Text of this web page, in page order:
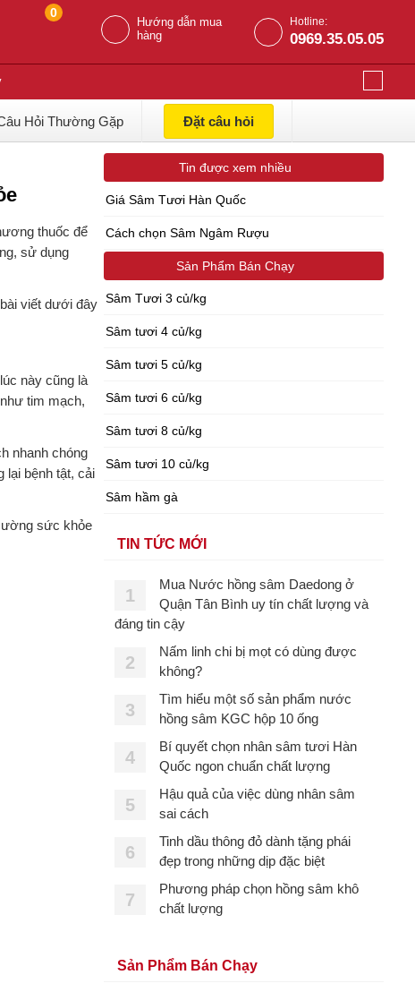
0
Hướng dẫn mua
hàng
Hotline:
0969.35.05.05
Hỏi Thường Gặp Đặt câu hỏi
thuốc để
sử dụng
viết dưới đây
này cũng là
tim mạch,
nhanh chóng
lại bệnh tật, cải
sức khỏe
Tin được xem nhiều
Giá Sâm Tươi Hàn Quốc
Cách chọn Sâm Ngâm Rượu
Sản Phẩm Bán Chạy
Sâm Tươi 3 củ/kg
Sâm tươi 4 củ/kg
Sâm tươi 5 củ/kg
Sâm tươi 6 củ/kg
Sâm tươi 8 củ/kg
Sâm tươi 10 củ/kg
Sâm hầm gà
TIN TỨC MỚI
1
Mua Nước hồng sâm Daedong ở
Quận Tân Bình uy tín chất lượng và
đáng tin cậy
2
Nấm linh chi bị mọt có dùng được
không?
3
Tìm hiểu một số sản phẩm nước
hồng sâm KGC hộp 10 ống
4
Bí quyết chọn nhân sâm tươi Hàn
Quốc ngon chuẩn chất lượng
5
Hậu quả của việc dùng nhân sâm
sai cách
6
Tinh dầu thông đỏ dành tặng phái
đẹp trong những dịp đặc biệt
7
Phương pháp chọn hồng sâm khô
chất lượng
Sản Phẩm Bán Chạy